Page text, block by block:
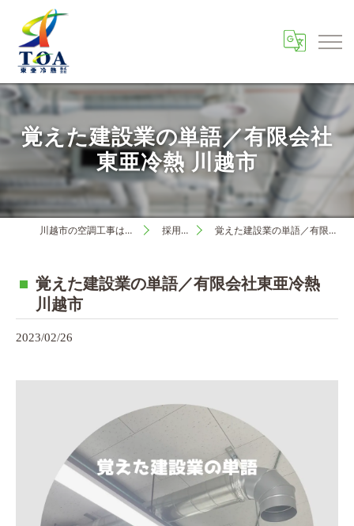
覚えた建設業の単語／有限会社
東亜冷熱 川越市
川越市の空調工事は東亜冷熱株式会社 採用ブログ 覚えた建設業の単語／有限会社東亜冷熱 川越市
覚えた建設業の単語／有限会社東亜冷熱
川越市
2023/02/26